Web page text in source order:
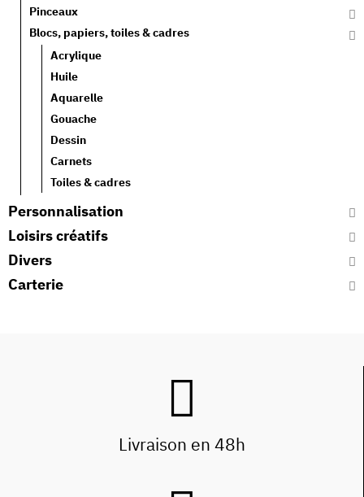
Pinceaux
Blocs, papiers, toiles & cadres
Acrylique
Huile
Aquarelle
Gouache
Dessin
Carnets
Toiles & cadres
Personnalisation
Loisirs créatifs
Divers
Carterie
Livraison en 48h